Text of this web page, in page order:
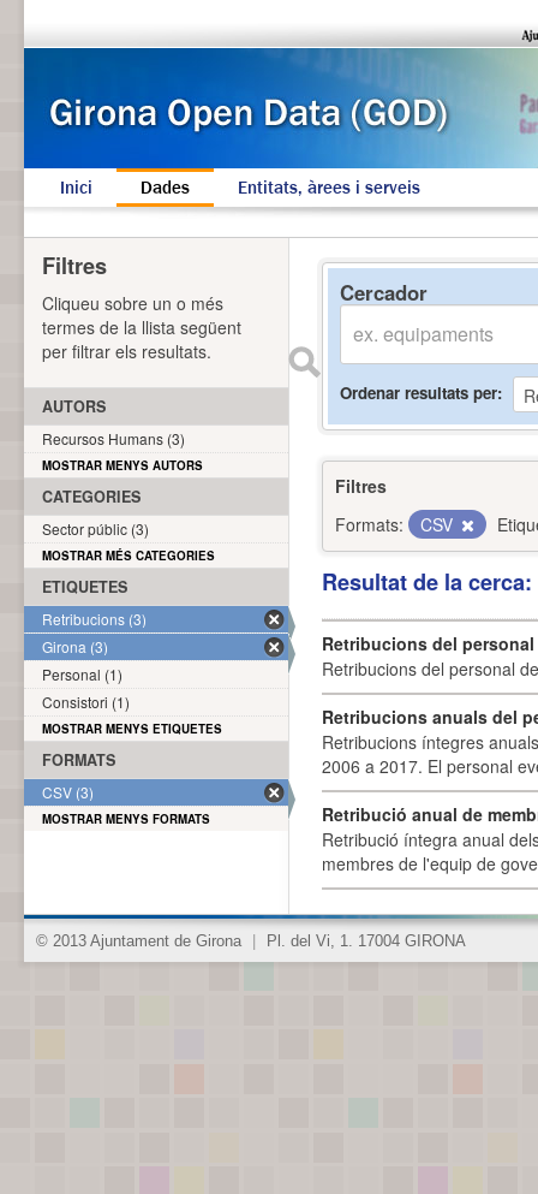
Inici Dades Entitats, àrees i serveis
Cercador
Ordenar resultats per
Filtres
Formats:
CSV
Resultat de la
Retribucions del
Retribucions del personal
Retribucions anuals del
Retribucions íntegres
2006 a 2017. El personal
Retribució anual de
Retribució íntegra anual
membres de l'equip de
Filtres
Cliqueu sobre un o més
termes de la llista següent
per filtrar els resultats.
AUTORS
Recursos Humans (3)
MOSTRAR MENYS AUTORS
CATEGORIES
Sector públic (3)
MOSTRAR MÉS CATEGORIES
ETIQUETES
Retribucions (3)
Girona (3)
Personal (1)
Consistori (1)
MOSTRAR MENYS ETIQUETES
FORMATS
CSV (3)
MOSTRAR MENYS FORMATS
© 2013 Ajuntament de Girona Pl. del Vi, 1. 17004 GIRONA